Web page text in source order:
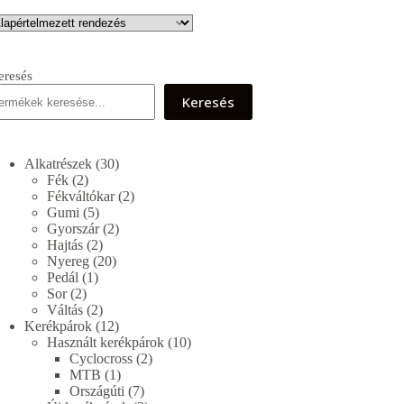
Keresés
Alkatrészek 3030
Fék 22
termék
Fékváltókar 22
Gumi 55
termék
Gyorszár 22
Hajtás 22
termék
Nyereg 2020
Pedál 11
Sor 22
termék
Váltás 22
termék
Kerékpárok 1212
termék
Használt kerékpárok 1010
Cyclocross 22
MTB 11
termék
Országúti 77